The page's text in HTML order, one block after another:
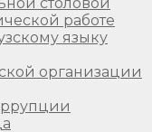
работе
языку
организации